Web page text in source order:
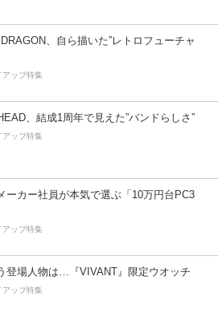
、自ら描いた”レトロフューチャ
アップ特集
、結成1周年で見えた”バンドらしさ”
アップ特集
ーカー社員が本気で選ぶ「10万円台PC3
アップ特集
登場人物は…『VIVANT』限定ウオッチ
アップ特集